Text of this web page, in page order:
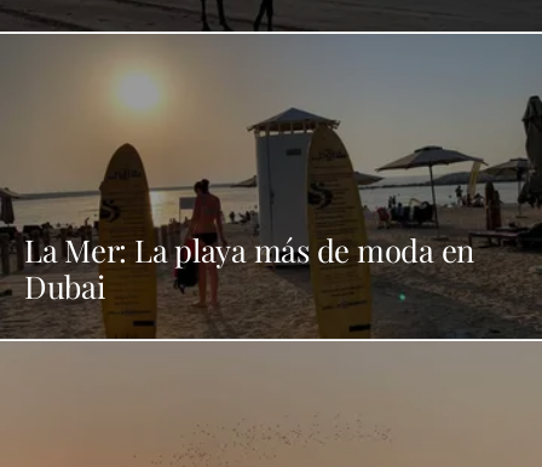
La Mer: La playa más de moda en
Dubai